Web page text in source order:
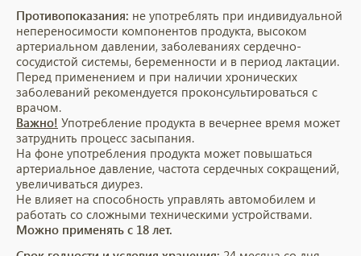
Противопоказания: не употреблять при индивидуальной
непереносимости компонентов продукта, высоком
артериальном давлении, заболеваниях сердечно-
сосудистой системы, беременности и в период лактации.
Перед применением и при наличии хронических
заболеваний рекомендуется проконсультироваться с
врачом.
Важно! Употребление продукта в вечернее время может
затруднить процесс засыпания.
На фоне употребления продукта может повышаться
артериальное давление, частота сердечных сокращений,
увеличиваться диурез.
Не влияет на способность управлять автомобилем и
работать со сложными техническими устройствами.
Можно применять с 18 лет.